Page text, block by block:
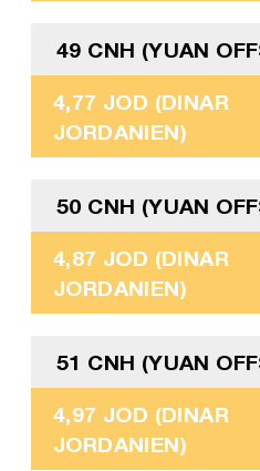
49 CNH (YUAN
4,77 JOD (DINAR
JORDANIEN)
50 CNH (YUAN
4,87 JOD (DINAR
JORDANIEN)
51 CNH (YUAN
4,97 JOD (DINAR
JORDANIEN)